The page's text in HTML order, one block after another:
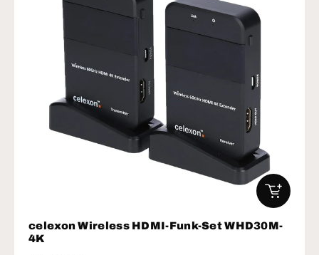
celexon Wireless HDMI-Funk-Set WHD30M-
4K
IN DEN